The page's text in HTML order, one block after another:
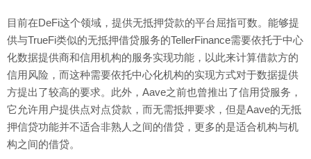
目前在DeFi这个领域，提供无抵押贷款的平台屈指可数。能够提
供与TrueFi类似的无抵押借贷服务的TellerFinance需要依托于中心
化数据提供商和信用机构的服务实现功能，以此来计算借款方的
信用风险，而这种需要依托中心化机构的实现方式对于数据提供
方提出了较高的要求。此外，Aave之前也曾推出了信用贷服务，
它允许用户提供点对点贷款，而无需抵押要求，但是Aave的无抵
押信贷功能并不适合非熟人之间的借贷，更多的是适合机构与机
构之间的借贷。